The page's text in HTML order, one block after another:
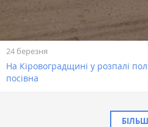
24 березня
На Кіровоградщині у розпалі
посівна